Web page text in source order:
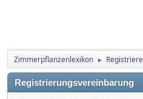
Zimmerpflanzenlexikon ►
Registrierungsvereinbarung